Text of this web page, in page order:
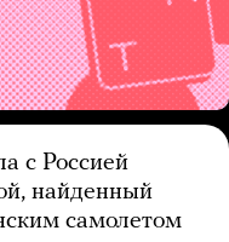
с Россией
найденный
самолетом